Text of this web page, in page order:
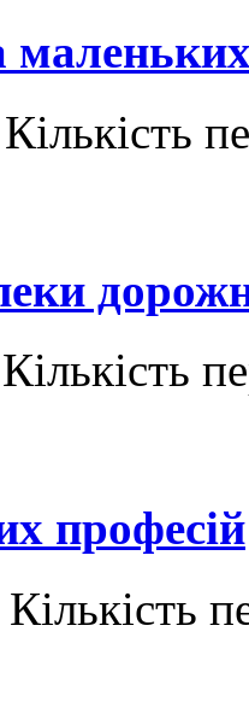
маленьких
професій